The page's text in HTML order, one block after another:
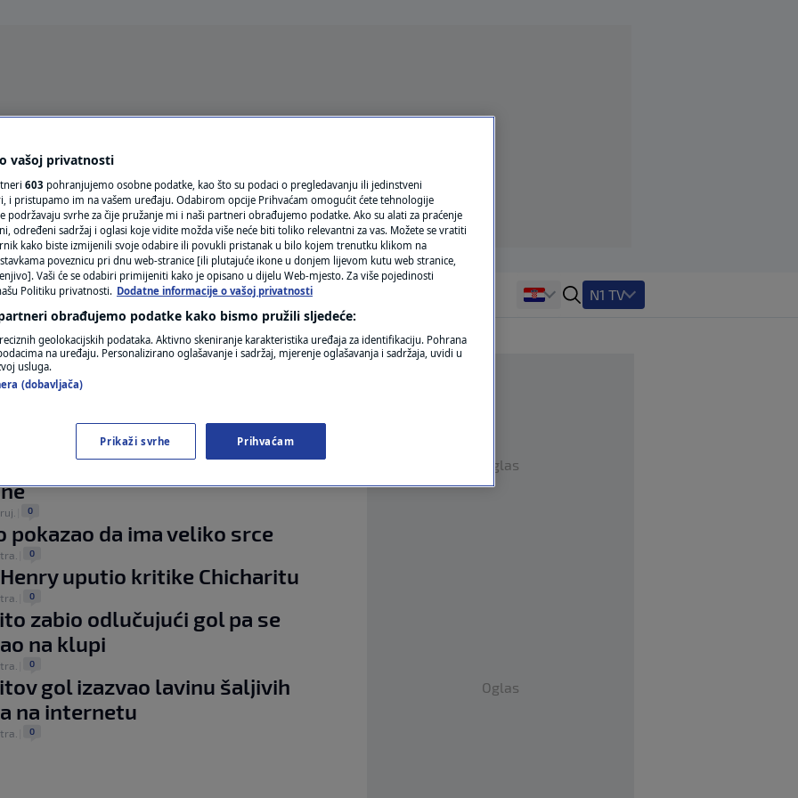
VRIJEME
N1 TEME
N1 KOMENTAR
KOLUMNE
N1 TV
Chicharito opet strijelac
Chicharito se osramotio protiv
0
pokazao da ima veliko srce
0
uputio kritike Chicharitu
0
zabio odlučujući gol pa se
na klupi
0
gol izazvao lavinu šaljivih
na internetu
0
Oglas
Oglas
vašoj privatnosti
603 pohranjujemo osobne podatke, kao što su podaci o pregledavanju ili jedinstveni
i pristupamo im na vašem uređaju. Odabirom opcije Prihvaćam omogućit ćete tehnologije
podržavaju svrhe za čije pružanje mi i naši partneri obrađujemo podatke. Ako su alati za praćenje
određeni sadržaj i oglasi koje vidite možda više neće biti toliko relevantni za vas. Možete se vratiti
kako biste izmijenili svoje odabire ili povukli pristanak u bilo kojem trenutku klikom na
poveznicu pri dnu web-stranice [ili plutajuće ikone u donjem lijevom kutu web stranice,
Vaši će se odabiri primijeniti kako je opisano u dijelu Web-mjesto. Za više pojedinosti
Politiku privatnosti. Dodatne informacije o vašoj privatnosti
obrađujemo podatke kako bismo pružili sljedeće:
geolokacijskih podataka. Aktivno skeniranje karakteristika uređaja za identifikaciju. Pohrana
na uređaju. Personalizirano oglašavanje i sadržaj, mjerenje oglašavanja i sadržaja, uvidi u
usluga.
(dobavljača)
Prikaži svrhe Prihvaćam